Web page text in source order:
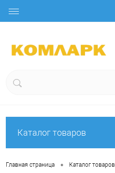
Каталог товаров
Главная страница • Каталог товаров